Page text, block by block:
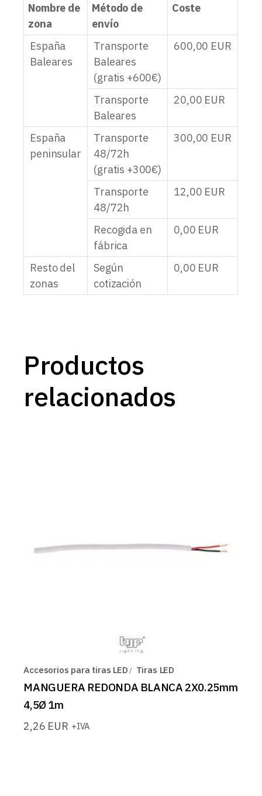
Nombre de
zona
Método de
envío
Coste
España
Baleares
Transporte
Baleares
(gratis +600€)
600,00 EUR
Transporte
Baleares
20,00 EUR
España
peninsular
Transporte
48/72h
(gratis +300€)
300,00 EUR
Transporte
48/72h
12,00 EUR
Recogida en
fábrica
0,00 EUR
Resto del
zonas
Según
cotización
0,00 EUR
Productos
relacionados
Accesorios para tiras LED Tiras LED
MANGUERA REDONDA BLANCA 2X0.25mm
4,5Ø 1m
2,26 EUR +IVA